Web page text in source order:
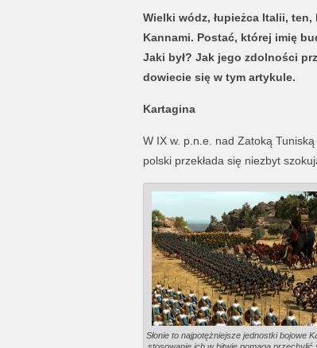
Wielki wódz, łupieżca Italii,
Kannami. Postać, której imię
Jaki był? Jak jego zdolności
dowiecie się w tym artykule.
Kartagina
W IX w. p.n.e. nad Zatoką
polski przekłada się niezbyt
Słonie to najpotężniejsze jednostki bojowe